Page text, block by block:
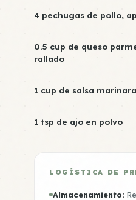
4 pechugas de pollo,
0.5 cup de queso
rallado
1 cup de salsa marinara
1 tsp de ajo en polvo
LOGÍSTICA DE
Almacenamiento: